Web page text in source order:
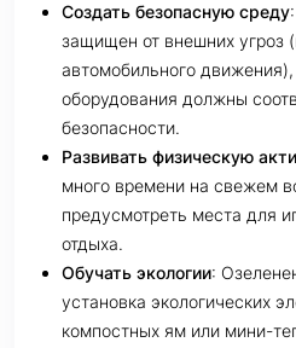
Создать безопасную среду
защищен от внешних угроз
автомобильного
оборудования должны
безопасности.
Развивать физическую
много времени на свежем
предусмотреть места для
отдыха.
Обучать экологии:
установка экологических
компостных ям или мини-